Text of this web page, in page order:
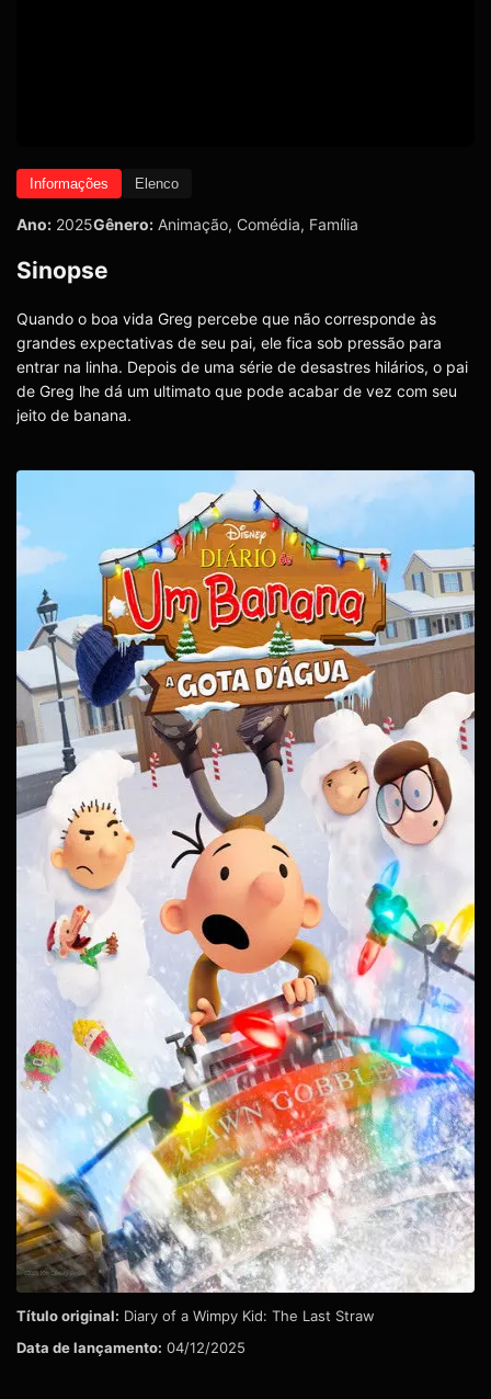
Informações Elenco
Ano: 2025Gênero: Animação, Comédia, Família
Sinopse
Quando o boa vida Greg percebe que não corresponde às
grandes expectativas de seu pai, ele fica sob pressão para
entrar na linha. Depois de uma série de desastres hilários, o pai
de Greg lhe dá um ultimato que pode acabar de vez com seu
jeito de banana.
Título original: Diary of a Wimpy Kid: The Last Straw
Data de lançamento: 04/12/2025